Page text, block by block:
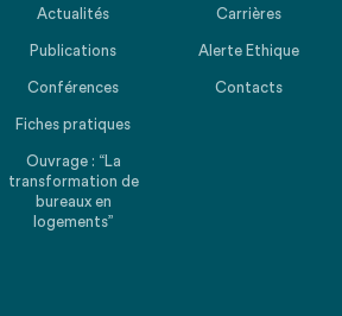
Actualités
Publications
Conférences
Fiches pratiques
Ouvrage : “La
transformation de
bureaux en
logements”
Carrières
Alerte Ethique
Contacts